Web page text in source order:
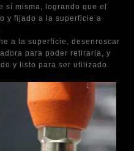
sí misma, logrando que el
y fijado a la superficie a
a la superficie, desenroscar
para poder retirarla, y
y listo para ser utilizado.